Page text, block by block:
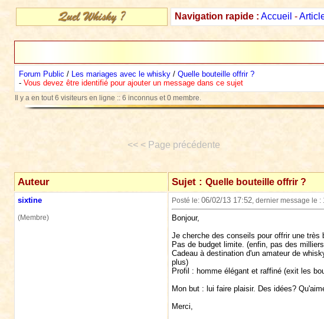
Navigation rapide : Accueil -
Forum Public / Les mariages avec le whisky/ Quelle bouteille offrir ?
- Vous devez être identifié pour ajouter un message dans ce sujet
Il y a en tout 6 visiteurs en ligne :: 6 inconnus et 0 membre.
<< < Page précédente
Auteur Sujet : Quelle bouteille offrir ?
sixtine
(Membre)
Posté le: 06/02/13 17:52, dernier message le :
Bonjour,
Je cherche des conseils pour offrir une très
Pas de budget limite. (enfin, pas des
Cadeau à destination d'un amateur de
plus)
Profil : homme élégant et raffiné (exit les
Mon but : lui faire plaisir. Des idées?
Merci,